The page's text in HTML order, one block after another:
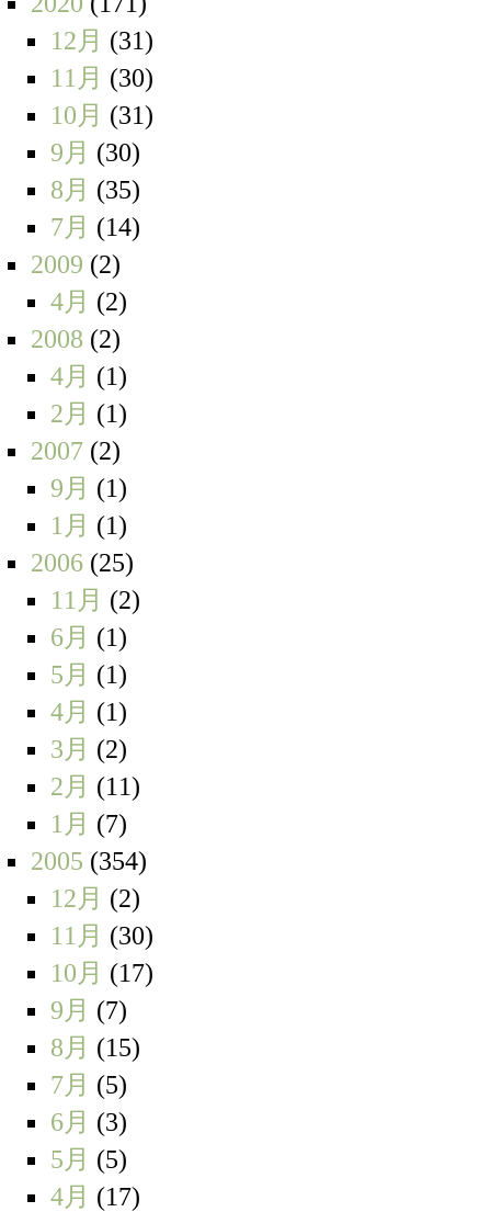
12月 (31)
11月 (30)
10月 (31)
9月 (30)
8月 (35)
7月 (14)
2009 (2)
4月 (2)
2008 (2)
4月 (1)
2月 (1)
2007 (2)
9月 (1)
1月 (1)
2006 (25)
11月 (2)
6月 (1)
5月 (1)
4月 (1)
3月 (2)
2月 (11)
1月 (7)
2005 (354)
12月 (2)
11月 (30)
10月 (17)
9月 (7)
8月 (15)
7月 (5)
6月 (3)
5月 (5)
4月 (17)